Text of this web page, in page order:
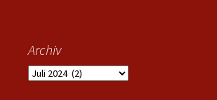
Archiv
Archiv